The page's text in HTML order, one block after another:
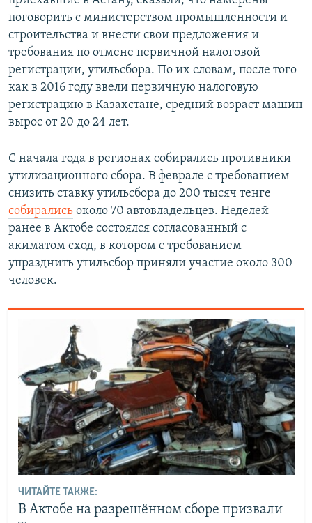
поговорить с министерством промышленности и
строительства и внести свои предложения и
требования по отмене первичной налоговой
регистрации, утильсбора. По их словам, после того
как в 2016 году ввели первичную налоговую
регистрацию в Казахстане, средний возраст машин
вырос от 20 до 24 лет.
С начала года в регионах собирались противники
утилизационного сбора. В феврале с требованием
снизить ставку утильсбора до 200 тысяч тенге
собирались около 70 автовладельцев. Неделей
ранее в Актобе состоялся согласованный с
акиматом сход, в котором с требованием
упразднить утильсбор приняли участие около 300
человек.
ЧИТАЙТЕ ТАКЖЕ:
В Актобе на разрешённом сборе призвали